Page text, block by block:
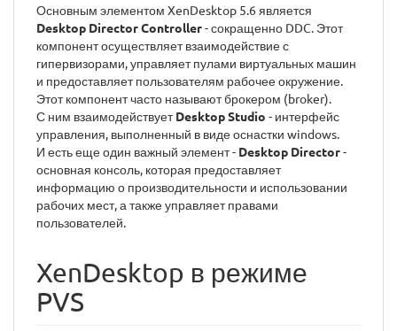
Основным элементом XenDesktop 5.6 является
Desktop Director Controller- сокращенно DDC. Этот
компонент осуществляет взаимодействие с
гипервизорами, управляет пулами виртуальных машин
и предоставляет пользователям рабочее окружение.
Этот компонент часто называют брокером (broker).
С ним взаимодействуетDesktop Studio - интерфейс
управления, выполненный в виде оснастки windows.
И есть еще один важный элемент - Desktop Director-
основная консоль, которая предоставляет
информацию о производительности и использовании
рабочих мест, а также управляет правами
пользователей.
XenDesktop в режиме
PVS